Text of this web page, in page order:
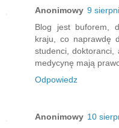
Anonimowy 9
Blog jest buforem,
kraju, co naprawdę
studenci, doktoranci,
medycynę mają
Odpowiedz
Anonimowy 10